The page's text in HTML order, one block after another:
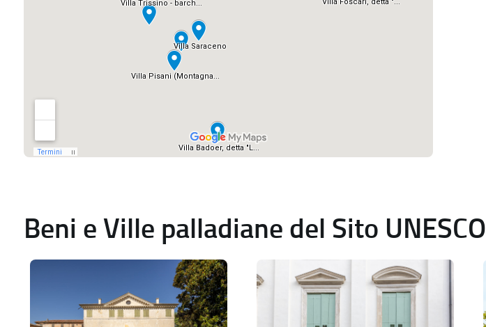
Beni e Ville palladiane del Sito UNESCO